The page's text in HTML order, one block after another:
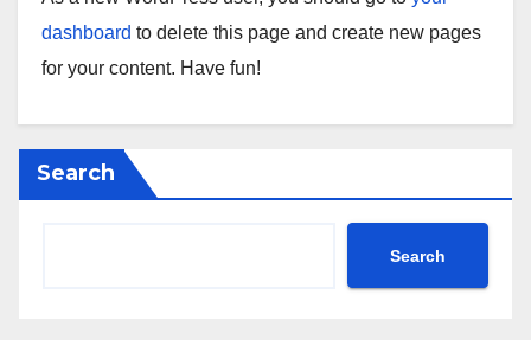
dashboard to delete this page and create new pages
for your content. Have fun!
Search
Search